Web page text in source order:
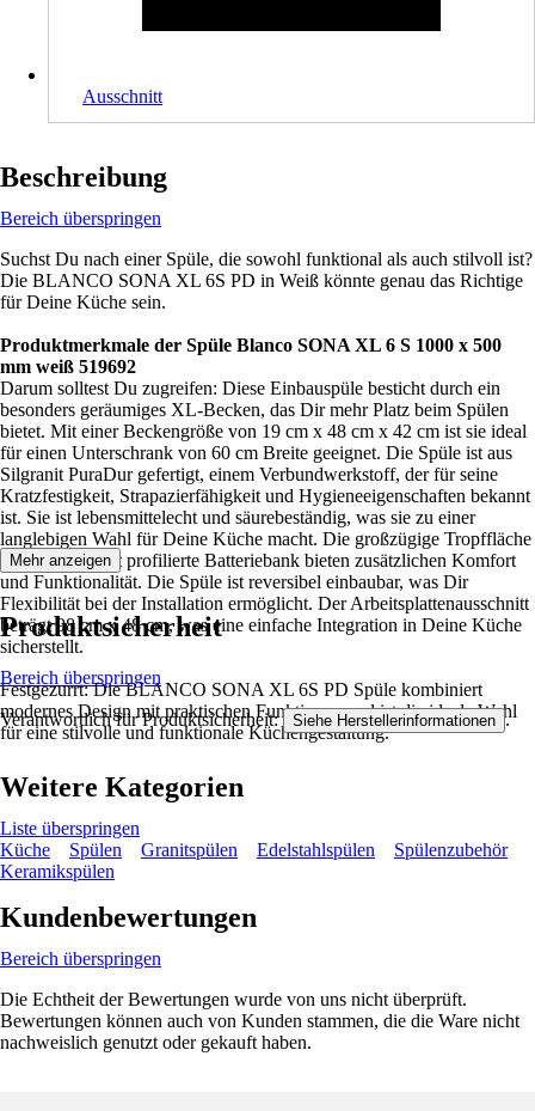
Ausschnitt
Beschreibung
Bereich überspringen
Suchst Du nach einer Spüle, die sowohl funktional als auch stilvoll ist?
Die BLANCO SONA XL 6S PD in Weiß könnte genau das Richtige
für Deine Küche sein.
Produktmerkmale der Spüle Blanco SONA XL 6 S 1000 x 500
mm weiß 519692
Darum solltest Du zugreifen: Diese Einbauspüle besticht durch ein
besonders geräumiges XL-Becken, das Dir mehr Platz beim Spülen
bietet. Mit einer Beckengröße von 19 cm x 48 cm x 42 cm ist sie ideal
für einen Unterschrank von 60 cm Breite geeignet. Die Spüle ist aus
Silgranit PuraDur gefertigt, einem Verbundwerkstoff, der für seine
Kratzfestigkeit, Strapazierfähigkeit und Hygieneeigenschaften bekannt
ist. Sie ist lebensmittelecht und säurebeständig, was sie zu einer
langlebigen Wahl für Deine Küche macht. Die großzügige Tropffläche
und die markant profilierte Batteriebank bieten zusätzlichen Komfort
und Funktionalität. Die Spüle ist reversibel einbaubar, was Dir
Flexibilität bei der Installation ermöglicht. Der Arbeitsplattenausschnitt
beträgt 98 cm x 48 cm, was eine einfache Integration in Deine Küche
sicherstellt.
Festgezurrt: Die BLANCO SONA XL 6S PD Spüle kombiniert
modernes Design mit praktischen Funktionen und ist die ideale Wahl
für eine stilvolle und funktionale Küchengestaltung.
Mehr anzeigen
Produktsicherheit
Bereich überspringen
Verantwortlich für Produktsicherheit: Siehe Herstellerinformationen .
Weitere Kategorien
Liste überspringen
Küche
Spülen Granitspülen Edelstahlspülen
Spülenzubehör
Keramikspülen
Kundenbewertungen
Bereich überspringen
Die Echtheit der Bewertungen wurde von uns nicht überprüft.
Bewertungen können auch von Kunden stammen, die die Ware nicht
nachweislich genutzt oder gekauft haben.